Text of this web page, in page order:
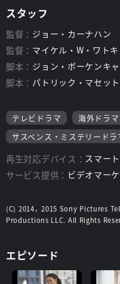
スタッフ
監督： ジョー・カーナハン
監督： マイケル・W・ワト
脚本： ジョン・ボーケンキ
脚本： パトリック・マセット
テレビドラマ 海外ドラマ
サスペンス・ミステリードラ
再生対応デバイス： スマー
サービス提供： ビデオマー
(C) 2014，2015 Sony Pictures
Productions LLC. All Rights
エピソード